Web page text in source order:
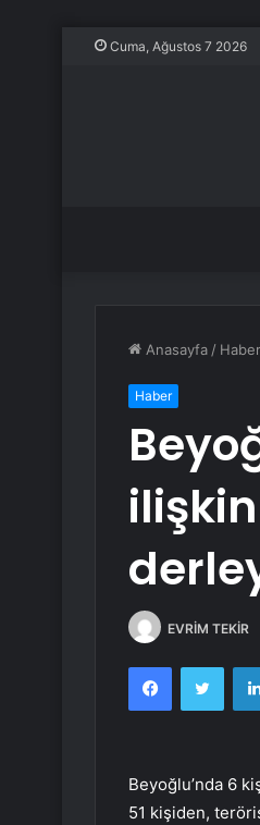
Cuma, Ağustos 7 2026
Anasayfa / Haber
Haber
EVRİM TEKİR
Facebook
Beyoğlu’nda 6
51 kişiden,